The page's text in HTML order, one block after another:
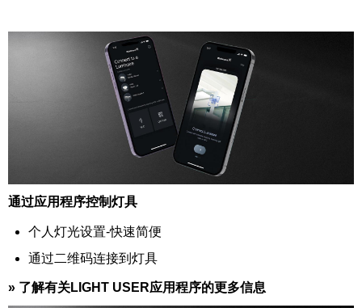
通过应用程序控制灯具
个人灯光设置-快速简便
通过二维码连接到灯具
» 了解有关LIGHT USER应用程序的更多信息